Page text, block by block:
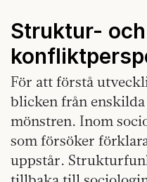
Struktur- och
För att förstå
blicken från
mönstren. Inom
som försöker
uppstår.